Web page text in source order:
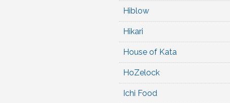
Hiblow
Hikari
House of Kata
HoZelock
Ichi Food